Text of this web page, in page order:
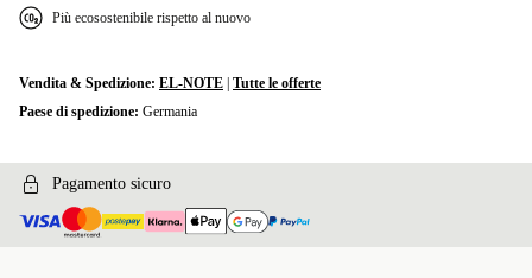
Più ecosostenibile rispetto al nuovo
Vendita & Spedizione: EL-NOTE Tutte le offerte
Paese di spedizione: Germania
Pagamento sicuro